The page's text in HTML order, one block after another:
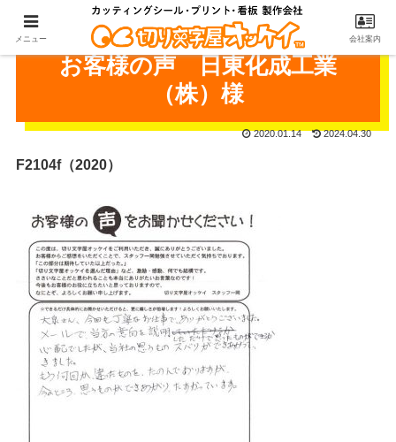
お客様の声 日東化成工業
（株）様
2020.01.14 2024.04.30
F2104f（2020）
メニュー 会社案内